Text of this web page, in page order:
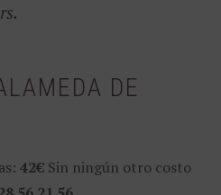
DE
42€ Sin ningún otro costo